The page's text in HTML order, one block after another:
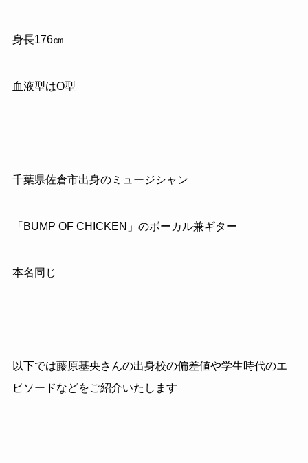
身長176㎝
血液型はO型
千葉県佐倉市出身のミュージシャン
「 BUMP OF CHICKEN 」のボーカル兼ギター
本名同じ
以下では藤原基央さんの出身校の偏差値や学生時代のエ
ピソードなどをご紹介いたします